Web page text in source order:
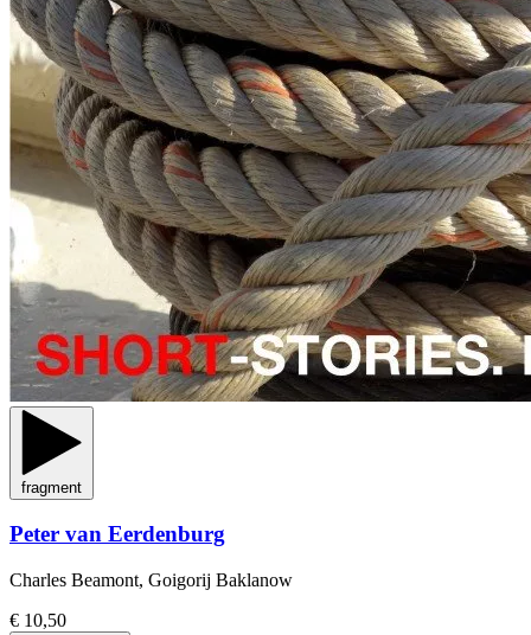
fragment
Peter van Eerdenburg
Charles Beamont, Goigorij Baklanow
€ 10,50